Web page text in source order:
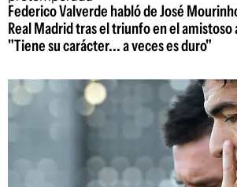
Federico Valverde habló de José
Real Madrid tras el triunfo en el
"Tiene su carácter... a veces es duro"